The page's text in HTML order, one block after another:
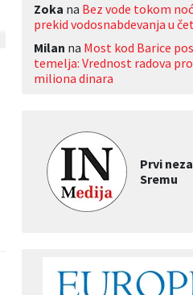
Zoka na Bez vode tokom
prekid vodosnabdevanja u
Milan na Most kod Barice
temelja: Vrednost radova
miliona dinara
Prvi
Sremu